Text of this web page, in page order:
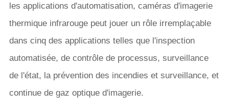
les applications d'automatisation, caméras d'imagerie
thermique infrarouge peut jouer un rôle irremplaçable
dans cinq des applications telles que l'inspection
automatisée, de contrôle de processus, surveillance
de l'état, la prévention des incendies et surveillance, et
continue de gaz optique d'imagerie.